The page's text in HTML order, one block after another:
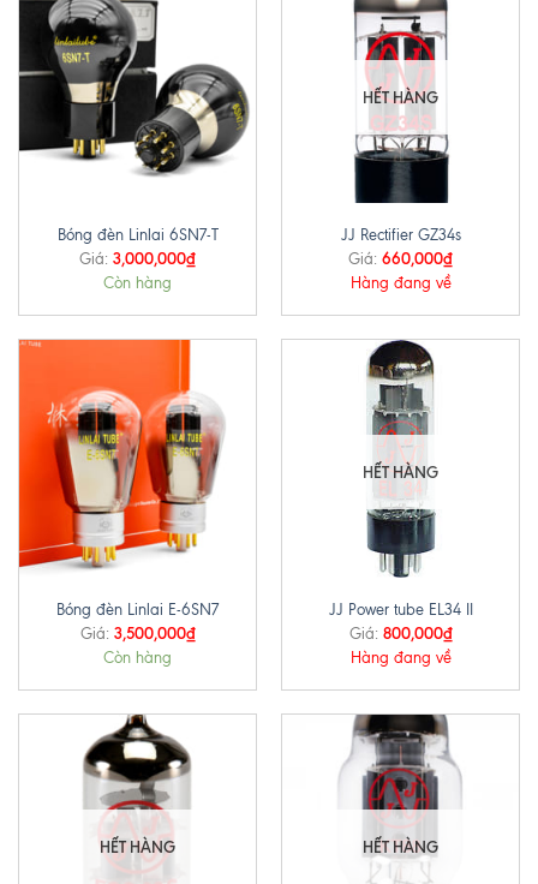
Bóng đèn Linlai 6SN7-T
Giá: 3,000,000₫
Còn hàng
HẾT HÀNG
JJ Rectifier GZ34s
Giá: 660,000₫
Hàng đang về
Bóng đèn Linlai E-6SN7
Giá: 3,500,000₫
Còn hàng
HẾT HÀNG
JJ Power tube EL34 II
Giá: 800,000₫
Hàng đang về
HẾT HÀNG HẾT HÀNG